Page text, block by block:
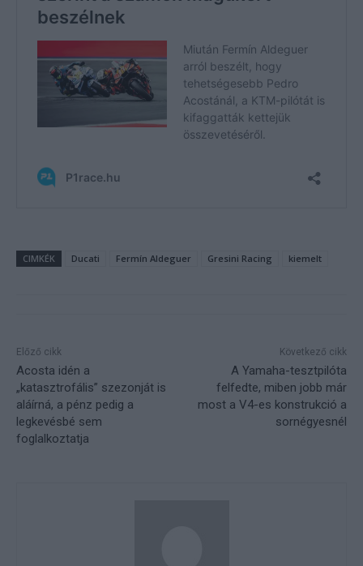
CIMKÉK Ducati Fermín Aldeguer Gresini Racing kiemelt
Előző cikk
Acosta idén a
„katasztrofális” szezonját is
aláírná, a pénz pedig a
legkevésbé sem
foglalkoztatja
Következő cikk
A Yamaha-tesztpilóta
felfedte, miben jobb már
most a V4-es konstrukció a
sornégyesnél